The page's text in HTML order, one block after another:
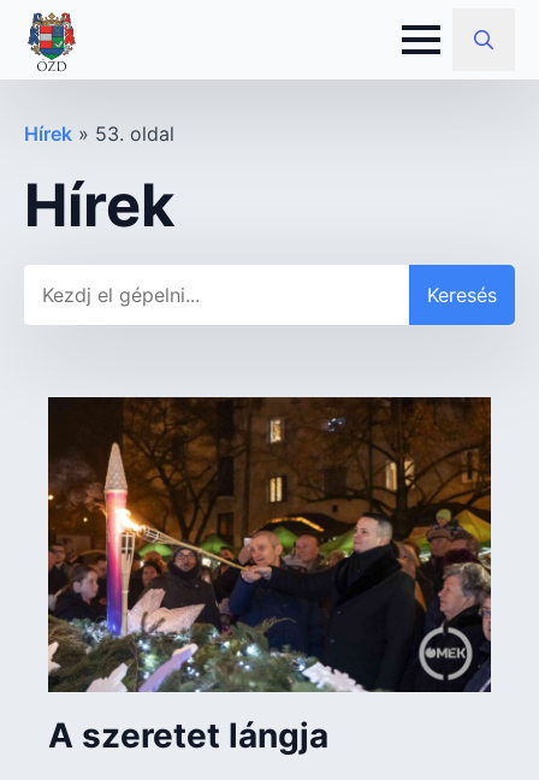
Search
Hírek » 53. oldal
Hírek
Keresés
A szeretet lángja